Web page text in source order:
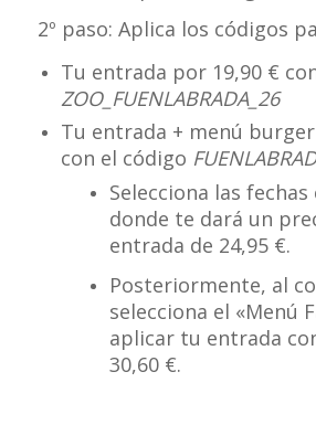
2º paso: Aplica los códigos
Tu entrada por 19,90 €
ZOO_FUENLABRADA_26
Tu entrada + menú
con el código
Selecciona las
donde te dará un
entrada de 24,95 €.
Posteriormente, al
selecciona el «Menú
aplicar tu entrada
30,60 €.